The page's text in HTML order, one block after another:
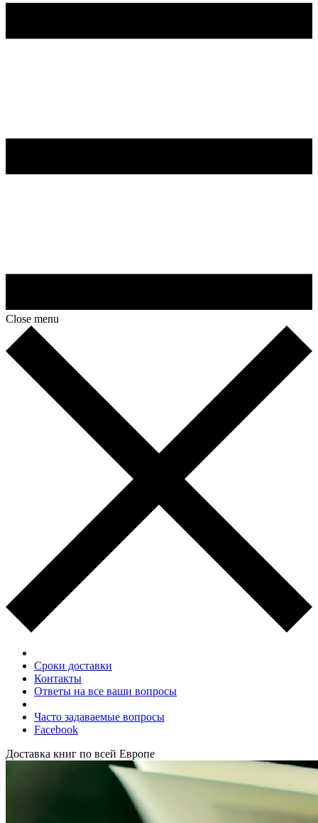
Close menu
Сроки доставки
Контакты
Ответы на все ваши вопросы
Часто задаваемые вопросы
Facebook
Доставка книг по всей Европе